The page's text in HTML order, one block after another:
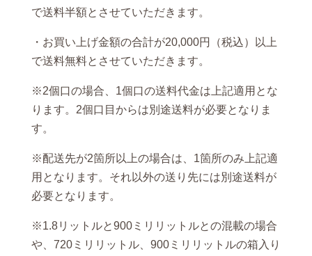
で送料半額とさせていただきます。
・お買い上げ金額の合計が20,000円（税込）以上
で送料無料とさせていただきます。
※2個口の場合、1個口の送料代金は上記適用とな
ります。2個口目からは別途送料が必要となりま
す。
※配送先が2箇所以上の場合は、1箇所のみ上記適
用となります。それ以外の送り先には別途送料が
必要となります。
※1.8リットルと900ミリリットルとの混載の場合
や、720ミリリットル、900ミリリットルの箱入り